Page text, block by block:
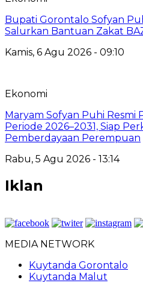
Bupati Gorontalo Sofyan
Salurkan Bantuan Zakat
Kamis, 6 Agu 2026 - 09:10
Ekonomi
Maryam Sofyan Puhi Resmi
Periode 2026–2031, Siap
Pemberdayaan Perempuan
Rabu, 5 Agu 2026 - 13:14
Iklan
MEDIA NETWORK
Kuytanda Gorontalo
Kuytanda Malut